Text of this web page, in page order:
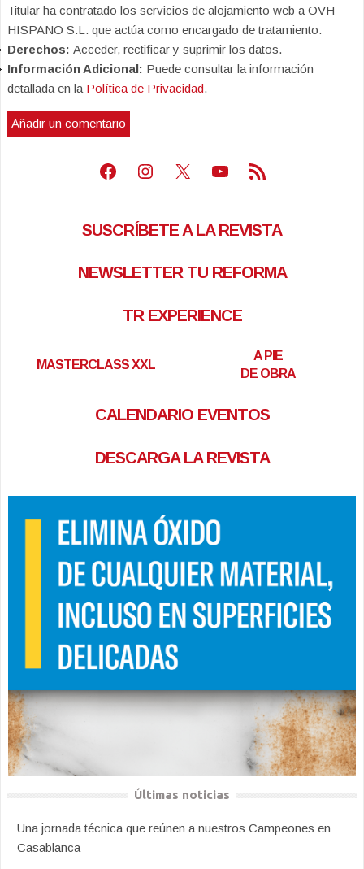
Titular ha contratado los servicios de alojamiento web a OVH
HISPANO S.L. que actúa como encargado de tratamiento.
Derechos: Acceder, rectificar y suprimir los datos.
Información Adicional: Puede consultar la información
detallada en la Política de Privacidad.
Facebook
Instagram
X Youtube
Feed RSS
SUSCRÍBETE A LA REVISTA
NEWSLETTER TU REFORMA
TR EXPERIENCE
MASTERCLASS XXL
A PIE
DE OBRA
CALENDARIO EVENTOS
DESCARGA LA REVISTA
Últimas noticias
Una jornada técnica que reúnen a nuestros Campeones en
Casablanca